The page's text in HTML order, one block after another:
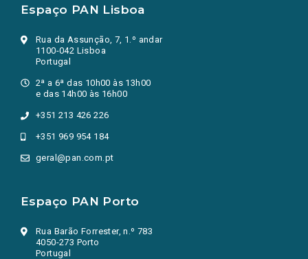
Espaço PAN Lisboa
Rua da Assunção, 7, 1.º andar
1100-042 Lisboa
Portugal
2ª a 6ª das 10h00 às 13h00
e das 14h00 às 16h00
+351 213 426 226
+351 969 954 184
geral@pan.com.pt
Espaço PAN Porto
Rua Barão Forrester, n.º 783
4050-273 Porto
Portugal